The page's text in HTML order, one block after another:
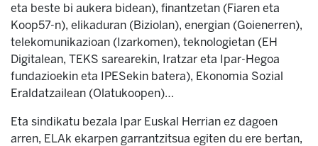
eta beste bi aukera bidean), finantzetan (Fiaren eta
Koop57-n), elikaduran (Biziolan), energian (Goienerren),
telekomunikazioan (Izarkomen), teknologietan (EH
Digitalean, TEKS sarearekin, Iratzar eta Ipar-Hegoa
fundazioekin eta IPESekin batera), Ekonomia Sozial
Eraldatzailean (Olatukoopen)…
Eta sindikatu bezala Ipar Euskal Herrian ez dagoen
arren, ELAk ekarpen garrantzitsua egiten du ere bertan,